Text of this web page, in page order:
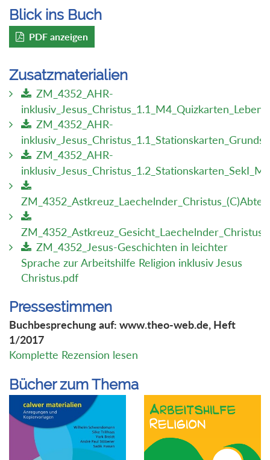
Blick ins Buch
PDF anzeigen
Zusatzmaterialien
ZM_4352_AHR-
ZM_4352_AHR-
ZM_4352_AHR-
ZM_4352_Jesus-Geschichten in leichter
Sprache zur Arbeitshilfe Religion inklusiv Jesus
Christus.pdf
Pressestimmen
Buchbesprechung auf: www.theo-web.de, Heft
1/2017
Komplette Rezension lesen
Bücher zum Thema